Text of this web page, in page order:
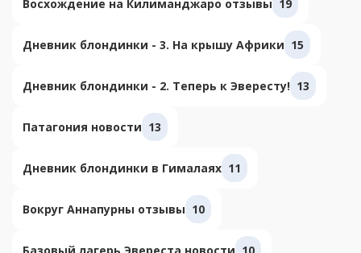
Восхождение на Килиманджаро отзывы 19
Дневник блондинки - 3. На крышу Африки 15
Дневник блондинки - 2. Теперь к Эвересту! 13
Патагония новости 13
Дневник блондинки в Гималаях 11
Вокруг Аннапурны отзывы 10
Базовый лагерь Эвереста новости 10